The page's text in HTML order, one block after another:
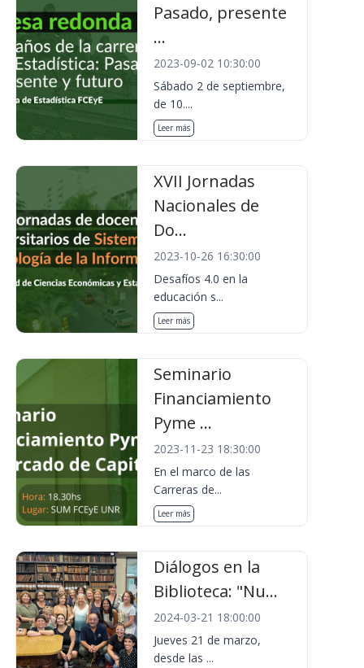
Pasado, presente
...
2023-09-02 10:30:00
Sábado 2 de septiembre,
de 10....
Leer más
XVII Jornadas
Nacionales de
Do...
2023-10-26 16:30:00
Desafíos 4.0 en la
educación s...
Leer más
Seminario
Financiamiento
Pyme ...
2023-11-23 18:30:00
En el marco de las
Carreras de...
Leer más
Diálogos en la
Biblioteca: "Nu...
2024-03-21 18:00:00
Jueves 21 de marzo,
desde las ...